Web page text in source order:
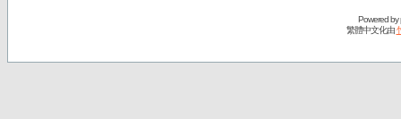
Powered by
繁體中文化由